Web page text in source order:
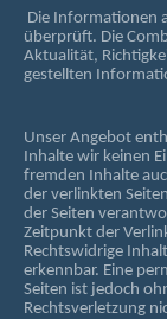
Die Informationen
überprüft. Die
Aktualität,
gestellten
Unser Angebot
Inhalte wir keinen
fremden Inhalte
der verlinkten
der Seiten
Zeitpunkt der
Rechtswidrige
erkennbar. Eine
Seiten ist jedoch
Rechtsverletzung